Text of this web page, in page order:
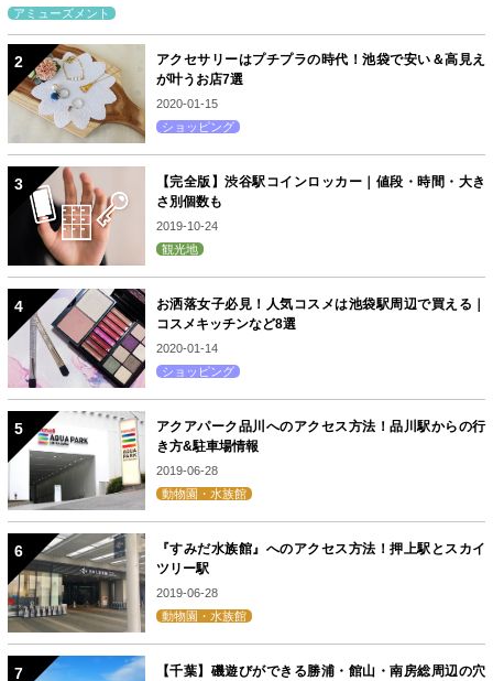
アミューズメント
アクセサリーはプチプラの時代！池袋で安い＆高見え
が叶うお店7選
2020-01-15
ショッピング
【完全版】渋谷駅コインロッカー｜値段・時間・大き
さ別個数も
2019-10-24
観光地
お洒落女子必見！人気コスメは池袋駅周辺で買える｜
コスメキッチンなど8選
2020-01-14
ショッピング
アクアパーク品川へのアクセス方法！品川駅からの行
き方&駐車場情報
2019-06-28
動物園・水族館
『すみだ水族館』へのアクセス方法！押上駅とスカイ
ツリー駅
2019-06-28
動物園・水族館
【千葉】磯遊びができる勝浦・館山・南房総周辺の穴